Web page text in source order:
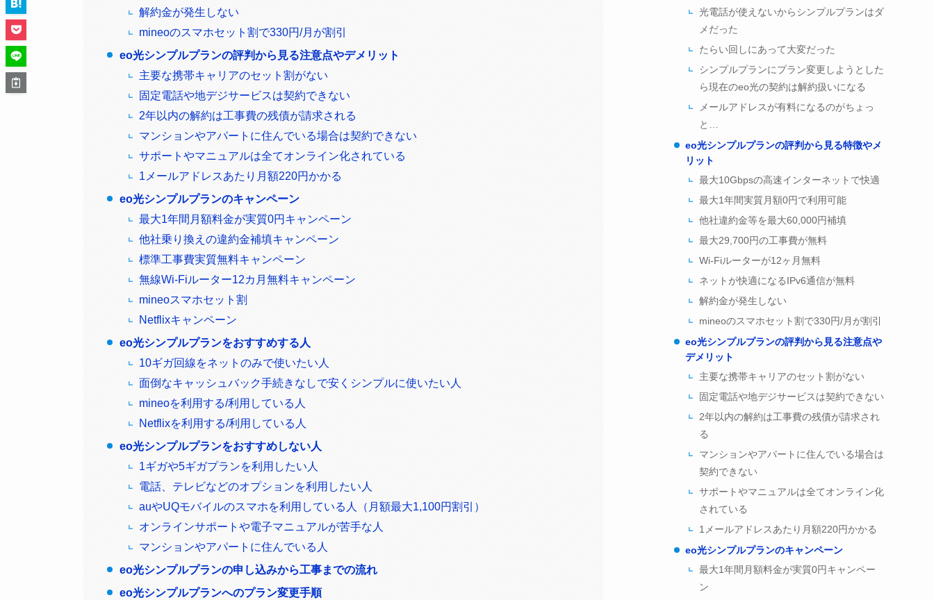
解約金が発生しない
mineoのスマホセット割で330円/月が割引
eo光シンプルプランの評判から見る注意点やデメリット
主要な携帯キャリアのセット割がない
固定電話や地デジサービスは契約できない
2年以内の解約は工事費の残債が請求される
マンションやアパートに住んでいる場合は契約できない
サポートやマニュアルは全てオンライン化されている
1メールアドレスあたり月額220円かかる
eo光シンプルプランのキャンペーン
最大1年間月額料金が実質0円キャンペーン
他社乗り換えの違約金補填キャンペーン
標準工事費実質無料キャンペーン
無線Wi-Fiルーター12カ月無料キャンペーン
mineoスマホセット割
Netflixキャンペーン
eo光シンプルプランをおすすめする人
10ギガ回線をネットのみで使いたい人
面倒なキャッシュバック手続きなしで安くシンプルに使いたい人
mineoを利用する/利用している人
Netflixを利用する/利用している人
eo光シンプルプランをおすすめしない人
1ギガや5ギガプランを利用したい人
電話、テレビなどのオプションを利用したい人
auやUQモバイルのスマホを利用している人（月額最大1,100円割引）
オンラインサポートや電子マニュアルが苦手な人
マンションやアパートに住んでいる人
eo光シンプルプランの申し込みから工事までの流れ
eo光シンプルプランへのプラン変更手順
光電話が使えないからシンプルプランはダ
メだった
たらい回しにあって大変だった
シンプルプランにプラン変更しようとした
ら現在のeo光の契約は解約扱いになる
メールアドレスが有料になるのがちょっ
と…
eo光シンプルプランの評判から見る特徴やメ
リット
最大10Gbpsの高速インターネットで快適
最大1年間実質月額0円で利用可能
他社違約金等を最大60,000円補填
最大29,700円の工事費が無料
Wi-Fiルーターが12ヶ月無料
ネットが快適になるIPv6通信が無料
解約金が発生しない
mineoのスマホセット割で330円/月が割引
eo光シンプルプランの評判から見る注意点や
デメリット
主要な携帯キャリアのセット割がない
固定電話や地デジサービスは契約できない
2年以内の解約は工事費の残債が請求され
る
マンションやアパートに住んでいる場合は
契約できない
サポートやマニュアルは全てオンライン化
されている
1メールアドレスあたり月額220円かかる
eo光シンプルプランのキャンペーン
最大1年間月額料金が実質0円キャンペー
ン